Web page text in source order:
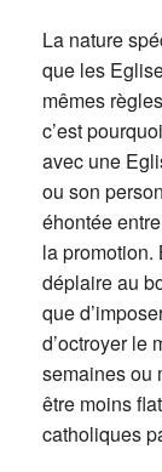
La nature
que les
mêmes
c’est
avec une
ou son
éhontée
la promotion.
déplaire au
que
d’octroyer le
semaines ou
être moins
catholiques